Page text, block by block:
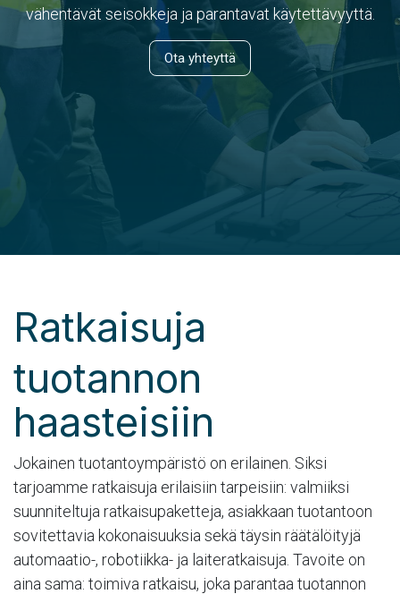
vähentävät seisokkeja ja parantavat käytettävyyttä.
Ota yhteyttä
Ratkaisuja
tuot​annon
haasteisiin
Jokainen tuotantoympäristö on erilainen. Siksi
tarjoamme ratkaisuja erilaisiin tarpeisiin: valmiiksi
suunniteltuja ratkaisupaketteja, asiakkaan tuotantoon
sovitettavia kokonaisuuksia sekä täysin räätälöityjä
automaatio-, robotiikka- ja laiteratkaisuja. Tavoite on
aina sama: toimiva ratkaisu, joka parantaa tuotannon